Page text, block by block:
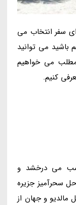
سفر انتخاب می
باشید می توانید
می خواهیم
کنیم.
شب می درخشد و
سحرآمیز جزیره
مالدیو و جهان از